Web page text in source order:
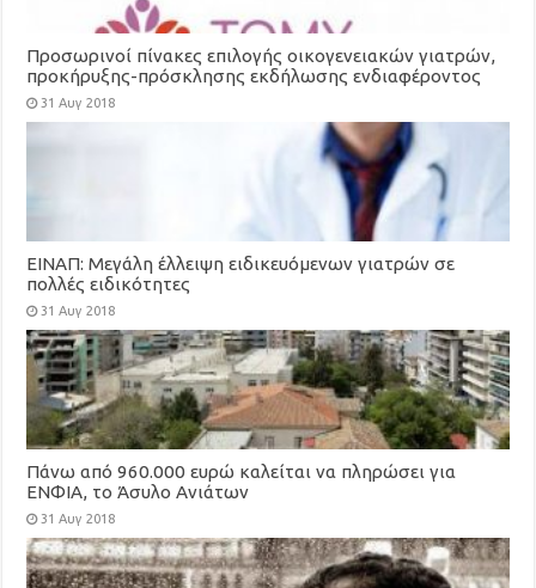
Προσωρινοί πίνακες επιλογής οικογενειακών γιατρών,
προκήρυξης-πρόσκλησης εκδήλωσης ενδιαφέροντος
για τη στελέχωση των Τοπικών Μονάδων Υγείας
(ΤΟΜΥ)
31 Αυγ 2018
ΕΙΝΑΠ: Μεγάλη έλλειψη ειδικευόμενων γιατρών σε
πολλές ειδικότητες
31 Αυγ 2018
Πάνω από 960.000 ευρώ καλείται να πληρώσει για
ΕΝΦΙΑ, το Άσυλο Ανιάτων
31 Αυγ 2018